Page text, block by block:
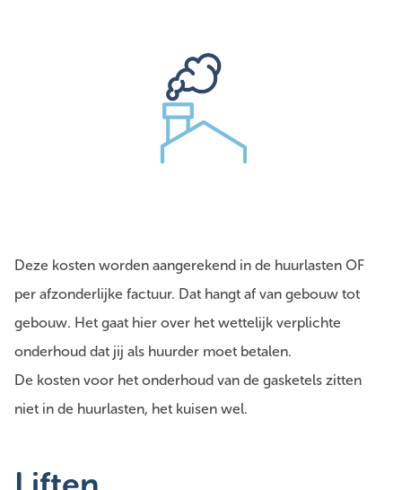
Deze kosten worden aangerekend in de huurlasten OF
per afzonderlijke factuur. Dat hangt af van gebouw tot
gebouw. Het gaat hier over het wettelijk verplichte
onderhoud dat jij als huurder moet betalen.
De kosten voor het onderhoud van de gasketels zitten
niet in de huurlasten, het kuisen wel.